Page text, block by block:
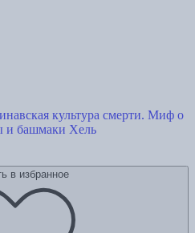
культура смерти. Миф о
и башмаки Хель
в избранное